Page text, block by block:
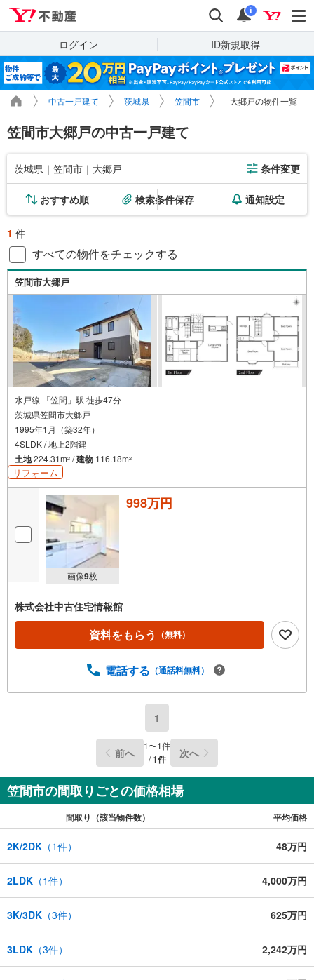
検索 通知
i
ログイン ID新規取得
中古一戸建て 茨城県 笠間市 大郷戸の物件一覧
笠間市大郷戸の中古一戸建て
茨城県｜笠間市｜大郷戸 条件変更
おすすめ順 検索条件保存 通知設定
1 件
すべての物件をチェックする
笠間市大郷戸
水戸線 「笠間」駅 徒歩47分
茨城県笠間市大郷戸
1995年1月（築32年）
4SLDK / 地上2階建
土地224.31m2 /建物 116.18m2
リフォーム
画像9枚
998万円
株式会社中古住宅情報館
資料をもらう （無料）
電話する （通話料無料）
1
前へ 1〜1件
/1件 次へ
笠間市の間取りごとの価格相場
間取り（該当物件数） 平均価格
2K/2DK （1件） 48万円
2LDK （1件） 4,000万円
3K/3DK （3件） 625万円
3LDK （3件） 2,242万円